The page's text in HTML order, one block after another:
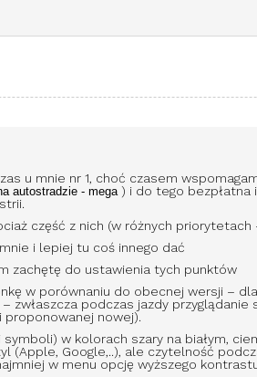
u mnie nr 1, choć czasem
autostradzie - mega) i do tego bezpłatna
część z nich (w różnych
i lepiej tu coś innego dać
zachętę do ustawienia tych punktów
w porównaniu do obecnej wersji –
zwłaszcza podczas jazdy
proponowanej nowej).
w kolorach szary na białym,
Google,..), ale czytelność
w menu opcję wyższego